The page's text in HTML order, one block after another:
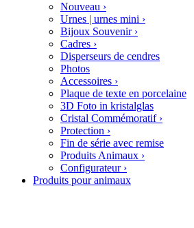
Nouveau ›
Urnes | urnes mini ›
Bijoux Souvenir ›
Cadres ›
Disperseurs de cendres
Photos
Accessoires ›
Plaque de texte en porcelaine
3D Foto in kristalglas
Cristal Commémoratif ›
Protection ›
Fin de série avec remise
Produits Animaux ›
Configurateur ›
Produits pour animaux